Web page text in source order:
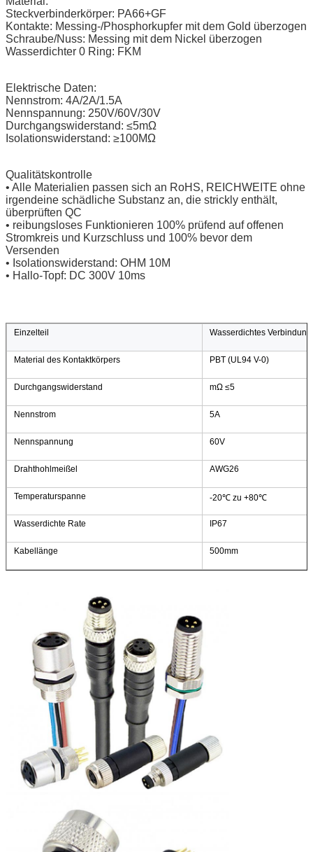
Steckverbinderkörper: PA66+GF
Kontakte: Messing-/Phosphorkupfer mit dem Gold überzogen
Schraube/Nuss: Messing mit dem Nickel überzogen
Wasserdichter 0 Ring: FKM
Elektrische Daten:
Nennstrom: 4A/2A/1.5A
Nennspannung: 250V/60V/30V
Durchgangswiderstand: ≤5mΩ
Isolationswiderstand: ≥100MΩ
Qualitätskontrolle
• Alle Materialien passen sich an RoHS, REICHWEITE ohne
irgendeine schädliche Substanz an, die strickly enthält,
überprüften QC
• reibungsloses Funktionieren 100% prüfend auf offenen
Stromkreis und Kurzschluss und 100% bevor dem
Versenden
• Isolationswiderstand: OHM 10M
• Hallo-Topf: DC 300V 10ms
Einzelteil Wasserdichtes
Material des Kontaktkörpers PBT (UL94 V-0)
Durchgangswiderstand mΩ ≤5
Nennstrom 5A
Nennspannung 60V
Drahthohlmeißel AWG26
Temperaturspanne -20℃ zu +80℃
Wasserdichte Rate IP67
Kabellänge 500mm